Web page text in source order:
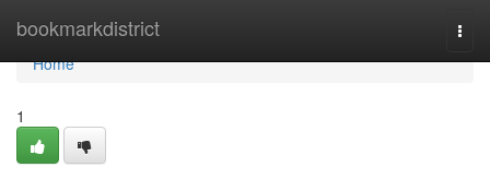
bookmarkdistrict
Home
Home
1